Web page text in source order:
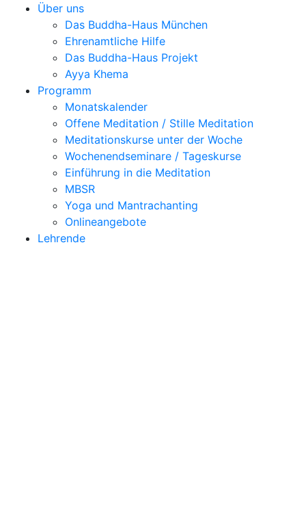
Über uns
Das Buddha-Haus München
Ehrenamtliche Hilfe
Das Buddha-Haus Projekt
Ayya Khema
Programm
Monatskalender
Offene Meditation / Stille Meditation
Meditationskurse unter der Woche
Wochenendseminare / Tageskurse
Einführung in die Meditation
MBSR
Yoga und Mantrachanting
Onlineangebote
Lehrende